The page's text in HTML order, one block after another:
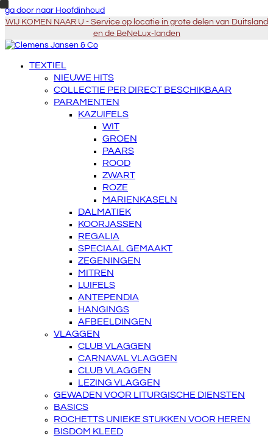
ga door naar Hoofdinhoud
WIJ KOMEN NAAR U - Service op locatie in grote delen van Duitsland
en de BeNeLux-landen
TEXTIEL
NIEUWE HITS
COLLECTIE PER DIRECT BESCHIKBAAR
PARAMENTEN
KAZUIFELS
WIT
GROEN
PAARS
ROOD
ZWART
ROZE
MARIENKASELN
DALMATIEK
KOORJASSEN
REGALIA
SPECIAAL GEMAAKT
ZEGENINGEN
MITREN
LUIFELS
ANTEPENDIA
HANGINGS
AFBEELDINGEN
VLAGGEN
CLUB VLAGGEN
CARNAVAL VLAGGEN
CLUB VLAGGEN
LEZING VLAGGEN
GEWADEN VOOR LITURGISCHE DIENSTEN
BASICS
ROCHETTS UNIEKE STUKKEN VOOR HEREN
BISDOM KLEED